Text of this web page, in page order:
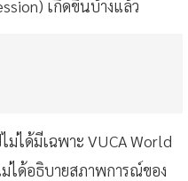
เกิดขึ้นบ้างแล้ว
ได้มีเฉพาะ VUCA World
ม่ได้อธิบายสภาพการณ์ของ